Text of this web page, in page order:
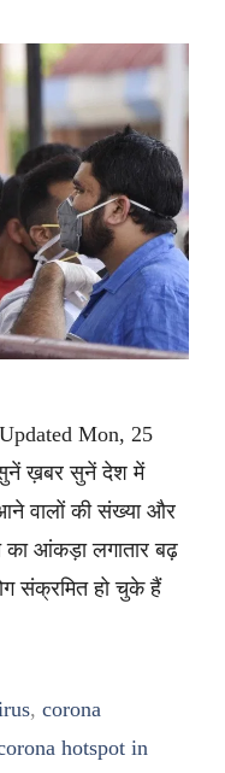
Mon, 25
ख़बर सुनें देश में
वालों की संख्या और
का आंकड़ा लगातार बढ़
संक्रमित हो चुके हैं
, corona
hotspot in